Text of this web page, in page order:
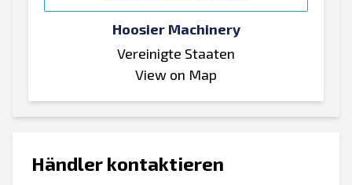
Hoosier Machinery
Vereinigte Staaten
View on Map
Händler kontaktieren